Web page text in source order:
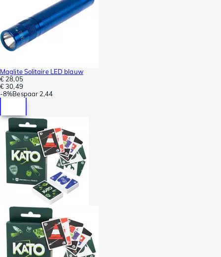
Maglite Solitaire LED blauw
€ 28,05
€ 30,49
-8%Bespaar 2,44